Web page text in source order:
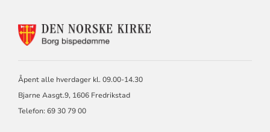
KONTAKTINFORMASJON
Åpent alle hverdager kl. 09.00-14.30
Bjarne Aasgt.9, 1606 Fredrikstad
Telefon: 69 30 79 00